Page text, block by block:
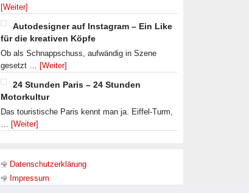
[Weiter]
Autodesigner auf Instagram – Ein Like
für die kreativen Köpfe
Ob als Schnappschuss, aufwändig in Szene
gesetzt … [Weiter]
24 Stunden Paris – 24 Stunden
Motorkultur
Das touristische Paris kennt man ja. Eiffel-Turm,
… [Weiter]
Datenschutzerklärung
Impressum